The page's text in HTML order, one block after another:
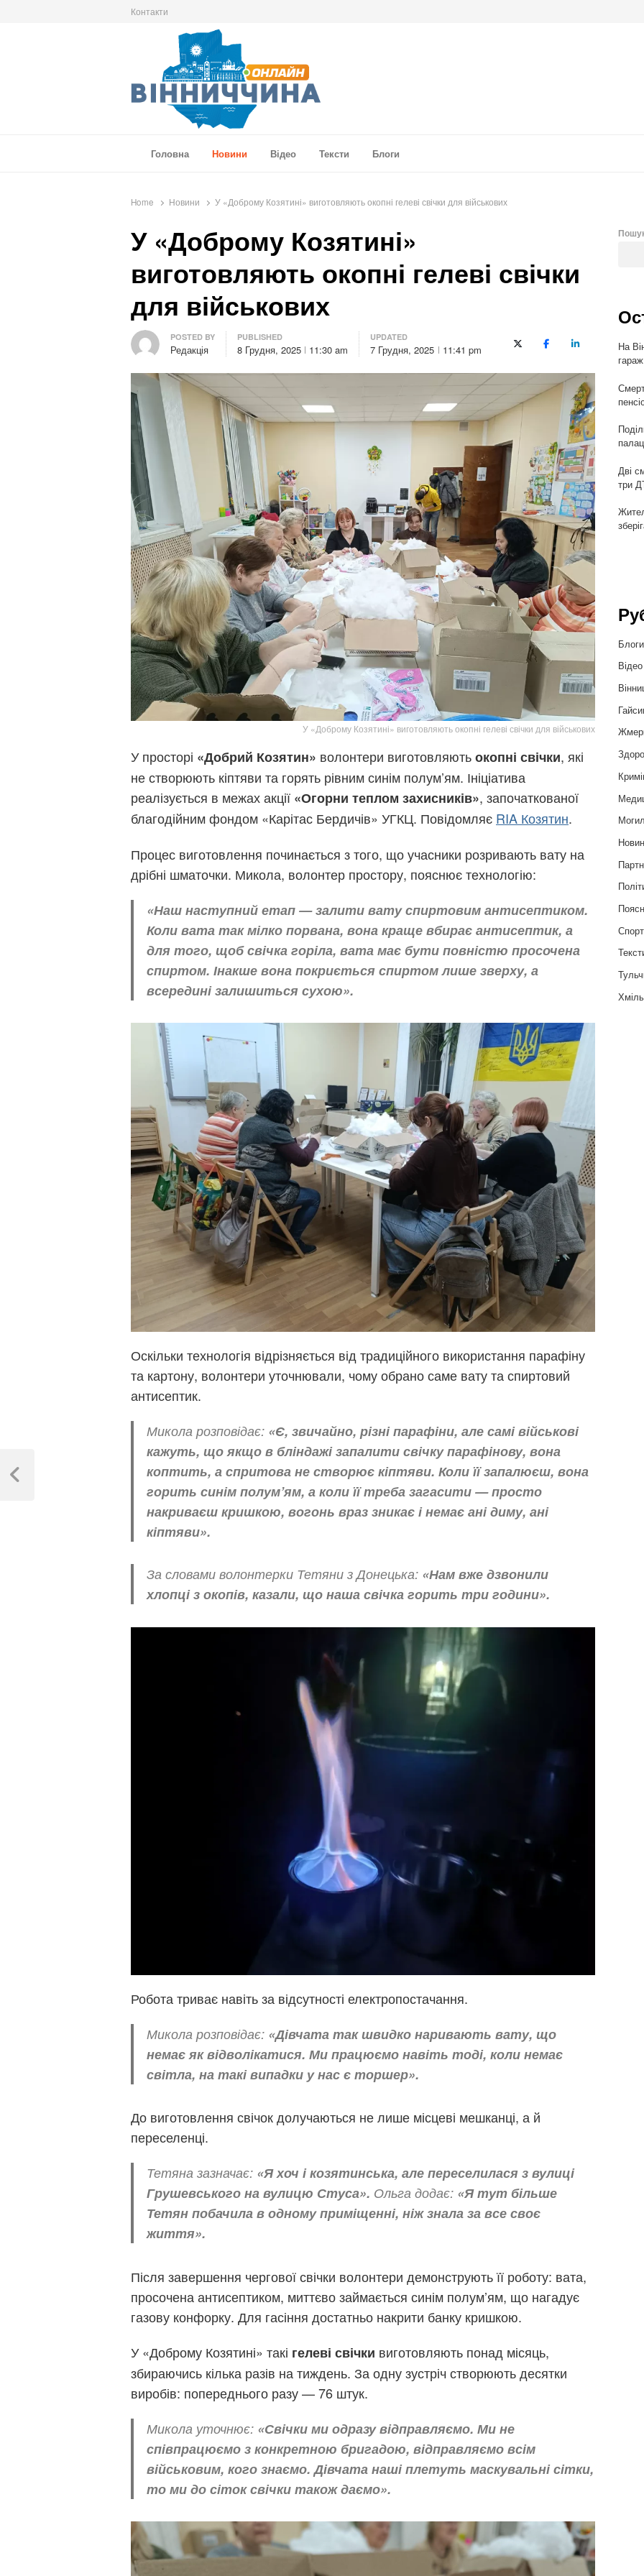
Контакти
Головна
Новини Відео Тексти Блоги
Home Новини У «Доброму Козятині» виготовляють окопні гелеві свічки для військових
У «Доброму Козятині»
виготовляють окопні гелеві свічки
для військових
Author
POSTED BY
Редакція
PUBLISHED
8 Грудня, 2025 11:30 am
UPDATED
7 Грудня, 2025 11:41 pm X (Twitter)FacebookLinkedIn
У «Доброму Козятині» виготовляють окопні гелеві свічки для військових
У просторі «Добрий Козятин» волонтери виготовляютьокопні свічки, які
не створюють кіптяви та горять рівним синім полум’ям. Ініціатива
реалізується в межах акції «Огорни теплом захисників», започаткованої
благодійним фондом «Карітас Бердичів» УГКЦ. Повідомляє RIA Козятин.
Процес виготовлення починається з того, що учасники розривають вату на
дрібні шматочки. Микола, волонтер простору, пояснює технологію:
«Наш наступний етап — залити вату спиртовим антисептиком.
Коли вата так мілко порвана, вона краще вбирає антисептик, а
для того, щоб свічка горіла, вата має бути повністю просочена
спиртом. Інакше вона покриється спиртом лише зверху, а
всередині залишиться сухою».
Оскільки технологія відрізняється від традиційного використання парафіну
та картону, волонтери уточнювали, чому обрано саме вату та спиртовий
антисептик.
Микола розповідає: «Є, звичайно, різні парафіни, але самі військові
кажуть, що якщо в бліндажі запалити свічку парафінову, вона
коптить, а спритова не створює кіптяви. Коли її запалюєш, вона
горить синім полум’ям, а коли її треба загасити — просто
накриваєш кришкою, вогонь враз зникає і немає ані диму, ані
кіптяви».
За словами волонтерки Тетяни з Донецька: «Нам вже дзвонили
хлопці з окопів, казали, що наша свічка горить три години».
Робота триває навіть за відсутності електропостачання.
Микола розповідає: «Дівчата так швидко наривають вату, що
немає як відволікатися. Ми працюємо навіть тоді, коли немає
світла, на такі випадки у нас є торшер».
До виготовлення свічок долучаються не лише місцеві мешканці, а й
переселенці.
Тетяна зазначає: «Я хоч і козятинська, але переселилася з вулиці
Грушевського на вулицю Стуса». Ольга додає: «Я тут більше
Тетян побачила в одному приміщенні, ніж знала за все своє
життя».
Після завершення чергової свічки волонтери демонструють її роботу: вата,
просочена антисептиком, миттєво займається синім полум’ям, що нагадує
газову конфорку. Для гасіння достатньо накрити банку кришкою.
У «Доброму Козятині» такі гелеві свічки виготовляють понад місяць,
збираючись кілька разів на тиждень. За одну зустріч створюють десятки
виробів: попереднього разу — 76 штук.
Микола уточнює: «Свічки ми одразу відправляємо. Ми не
співпрацюємо з конкретною бригадою, відправляємо всім
військовим, кого знаємо. Дівчата наші плетуть маскувальні сітки,
то ми до сіток свічки також даємо».
записів
Previous
На
Дві
три
Блоги
Відео
Спорт